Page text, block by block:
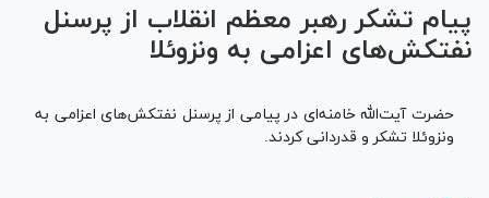
پیام تشکر رهبر معظم انقلاب از پرسنل
نفتکش‌های اعزامی به ونزوئلا
حضرت آیت‌الله خامنه‌ای در پیامی از پرسنل نفتکش‌های اعزامی به
ونزوئلا تشکر و قدردانی کردند.